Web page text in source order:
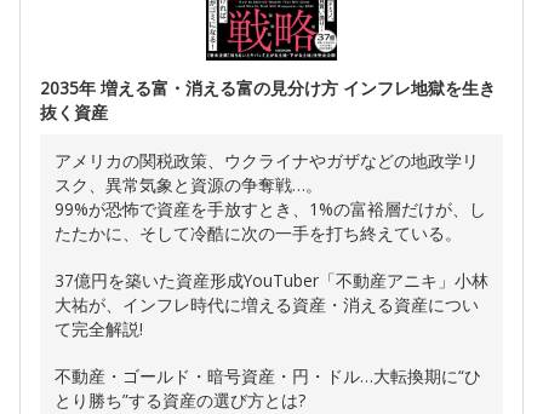
2035年 増える富・消える富の見分け方 インフレ地獄を生き
抜く資産
アメリカの関税政策、ウクライナやガザなどの地政学リ
スク、異常気象と資源の争奪戦…。
99%が恐怖で資産を手放すとき、1%の富裕層だけが、し
たたかに、そして冷酷に次の一手を打ち終えている。
37億円を築いた資産形成YouTuber「不動産アニキ」小林
大祐が、インフレ時代に増える資産・消える資産につい
て完全解説!
不動産・ゴールド・暗号資産・円・ドル…大転換期に“ひ
とり勝ち”する資産の選び方とは?